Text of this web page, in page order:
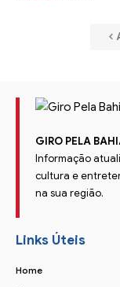
GIRO PELA
Informação
cultura e
na sua região.
Links Úteis
Home